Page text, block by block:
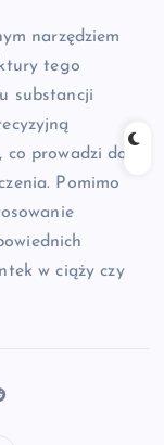
narzędziem
tego
substancji
co prowadzi do
Pomimo
w ciąży czy